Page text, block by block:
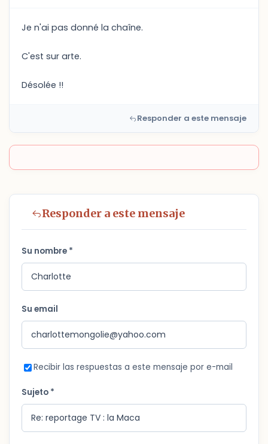
Je n'ai pas donné la chaîne.
C'est sur arte.
Désolée !!
Responder a este mensaje
Responder a este mensaje
Su nombre *
Su email
Recibir las respuestas a este mensaje por e-mail
Sujeto *